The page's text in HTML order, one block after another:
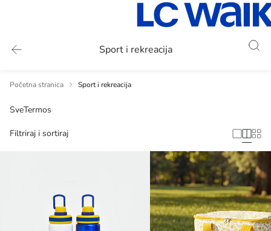
Sport i rekreacija
Početna stranica Sport i rekreacija
SveTermos
Filtriraj i sortiraj